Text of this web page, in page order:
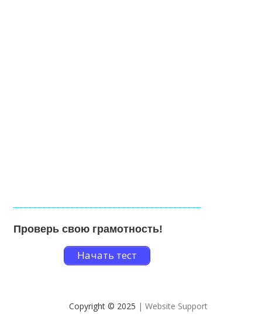
Проверь свою грамотность!
Начать тест
Copyright © 2025 | Website Support